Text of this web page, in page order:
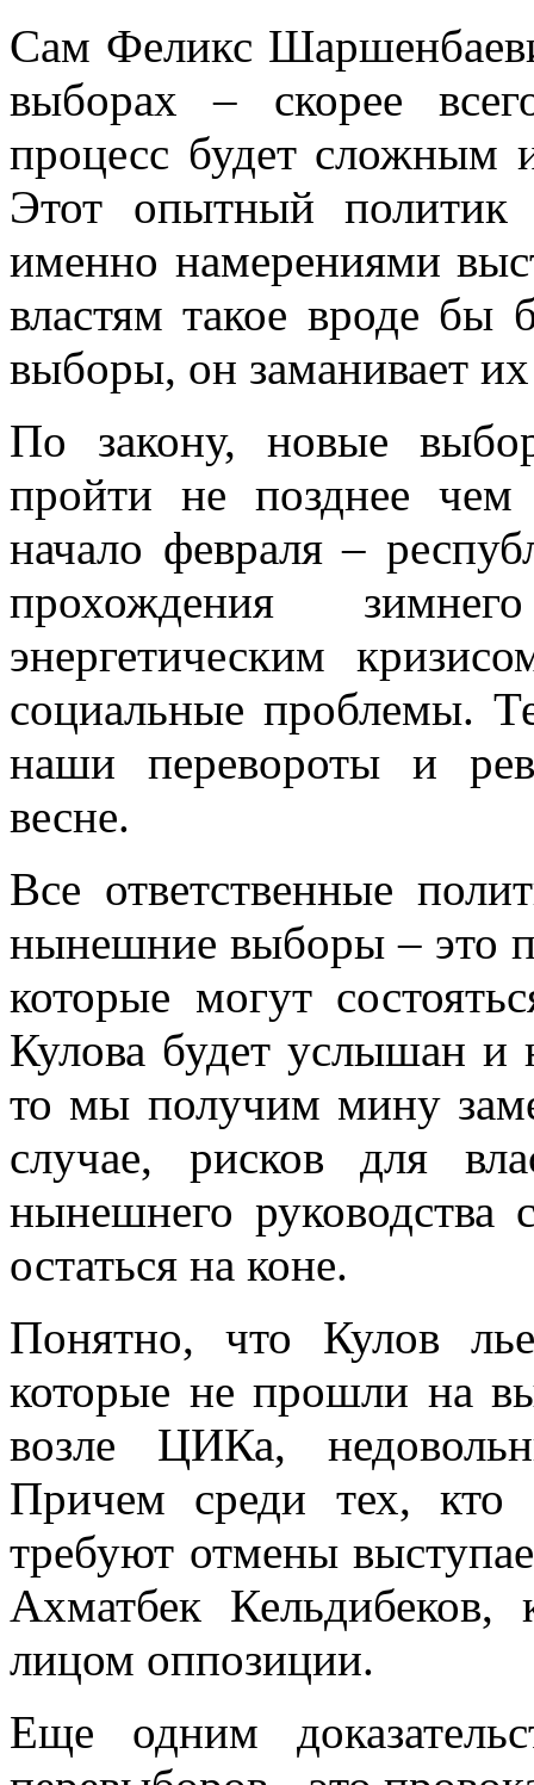
Сам Феликс
выборах – скорее
процесс будет сложным
Этот опытный политик
именно намерениями
властям такое вроде бы
выборы, он заманивает
По закону, новые
пройти не позднее
начало февраля –
прохождения
энергетическим
социальные проблемы.
наши перевороты и
весне.
Все ответственные
нынешние выборы – это
которые могут
Кулова будет услышан и
то мы получим мину
случае, рисков для
нынешнего руководства
остаться на коне.
Понятно, что Кулов
которые не прошли на
возле ЦИКа,
Причем среди тех, кто
требуют отмены
Ахматбек Кельдибеков,
лицом оппозиции.
Еще одним